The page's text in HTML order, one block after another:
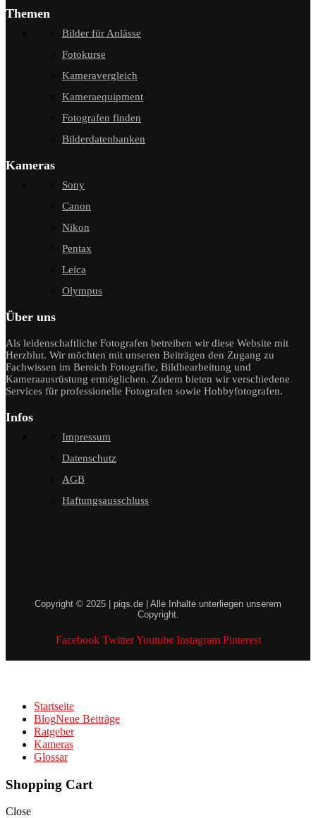
Themen
Bilder für Anlässe
Fotokurse
Kameravergleich
Kameraequipment
Fotografen finden
Bilderdatenbanken
Kameras
Sony
Canon
Nikon
Pentax
Leica
Olympus
Über uns
Als leidenschaftliche Fotografen betreiben wir diese Website mit
Herzblut. Wir möchten mit unseren Beiträgen den Zugang zu
Fachwissen im Bereich Fotografie, Bildbearbeitung und
Kameraausrüstung ermöglichen. Zudem bieten wir verschiedene
Services für professionelle Fotografen sowie Hobbyfotografen.
Infos
Impressum
Datenschutz
AGB
Haftungsausschluss
Copyright © 2025 | piqs.de | Alle Inhalte unterliegen unserem
Copyright.
Facebook Twitter Youtube Instagram Pinterest
Startseite
BlogNeue Beiträge
Ratgeber
Kameras
Glossar
Shopping Cart
Close